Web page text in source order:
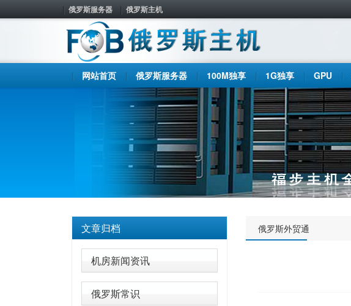
俄罗斯服务器 俄罗斯主机
网站首页 俄罗斯服务器 100M独享 1G独享 GPU
文章归档
机房新闻资讯
俄罗斯常识
俄罗斯外贸通